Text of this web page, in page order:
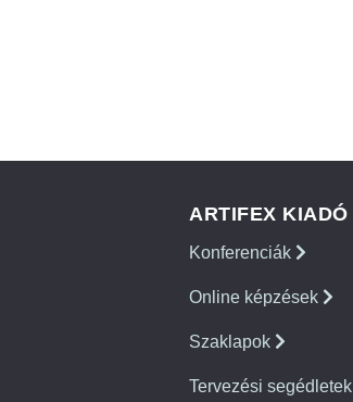
ARTIFEX KIADÓ
Konferenciák
Online képzések
Szaklapok
Tervezési segédletek